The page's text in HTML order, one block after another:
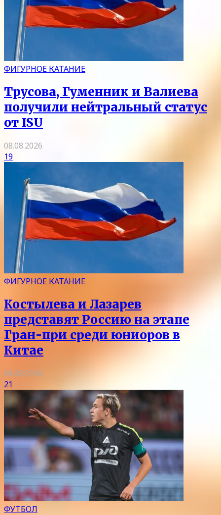
ФИГУРНОЕ КАТАНИЕ
Трусова, Гуменник и Валиева
получили нейтральный статус
от ISU
08.08.2026
19
ФИГУРНОЕ КАТАНИЕ
Костылева и Лазарев
представят Россию на этапе
Гран-при среди юниоров в
Китае
08.08.2026
21
ФУТБОЛ